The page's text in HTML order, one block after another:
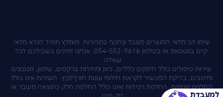
שימו לב מלאי המוצרים מוגבל ונחטף במהירות. מומלץ תמיד לוודא מלאי
קיים בווטסאפ או בטלפון 054-552-9616. אנחנו זמינים בשבילכם לכל
שאלה.
שירות טיפולים כולל חיזוקים כלליים, כיוון ומתיחת ברקסים, שימון, מנגנונים
ומיסבים, בדיקת המכשיר לקראת חילופי עונות חורף/קיץ. השירות אינו כולל
החלפת פנימית, החלפת רפידות ואינו כולל החלפת חלק כתוצאה משבר או